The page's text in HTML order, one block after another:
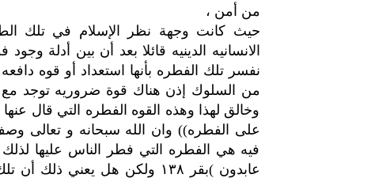
من أمن ،
حيث كانت وجهة نظر الإسلام في تلك
الانسانيه الدينيه قائلا بعد أن بين أدلة
نفسر تلك الفطره بأنها استعداد أو قوه
من السلوك إذن هناك قوة ضروريه توجد مع
وخالق لهذا وهذه القوه الفطره التي قال
على الفطره)) وان الله سبحانه و تعالى
فيه هي الفطره التي فطر الناس عليها
عابدون )بقر ١٣٨ ولكن هل